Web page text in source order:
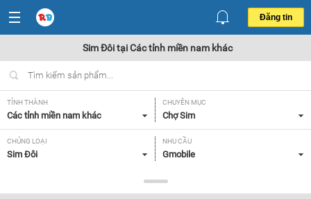
Đăng tin
Sim Đôi tại Các tỉnh miền nam khác
TỈNH THÀNH
Các tỉnh miền nam khác
CHUYÊN MỤC
Chợ Sim
CHỦNG LOẠI
Sim Đôi
NHU CẦU
Gmobile
Tất cả